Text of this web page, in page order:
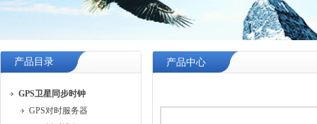
产品目录
GPS卫星同步时钟
GPS对时服务器
产品中心